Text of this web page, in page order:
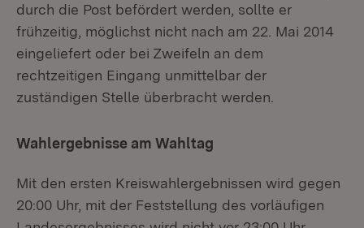
durch die Post befördert werden, sollte er
frühzeitig, möglichst nicht nach am 22. Mai 2014
eingeliefert oder bei Zweifeln an dem
rechtzeitigen Eingang unmittelbar der
zuständigen Stelle überbracht werden.
Wahlergebnisse am Wahltag
Mit den ersten Kreiswahlergebnissen wird gegen
20:00 Uhr, mit der Feststellung des vorläufigen